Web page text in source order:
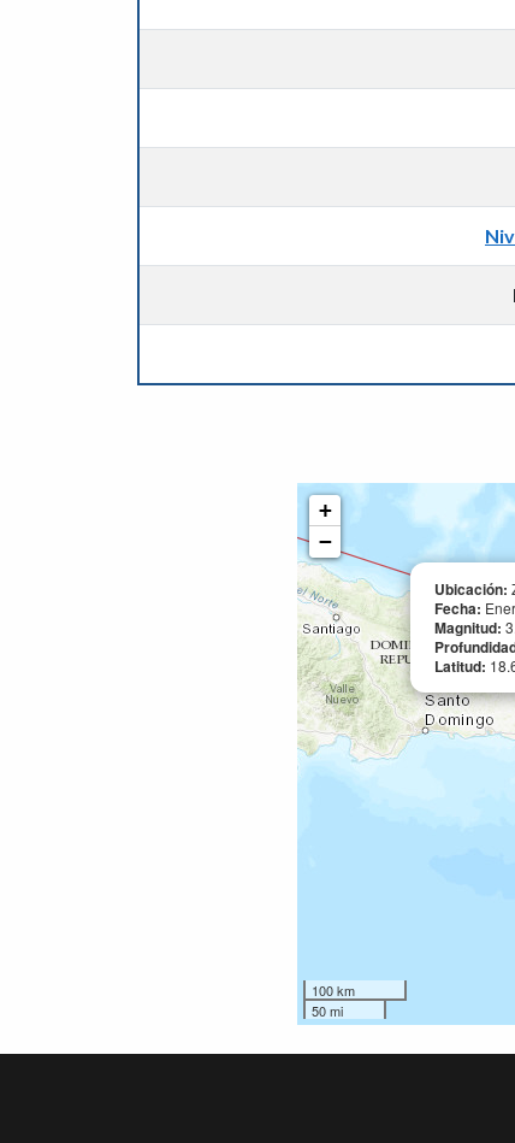
Ubicación:
Fecha:
Magnitud:
Latitud:
+
−
100 km
50 mi